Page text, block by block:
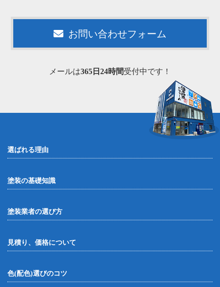
お問い合わせフォーム
メールは365日24時間受付中です！
選ばれる理由
塗装の基礎知識
塗装業者の選び方
見積り、価格について
色(配色)選びのコツ